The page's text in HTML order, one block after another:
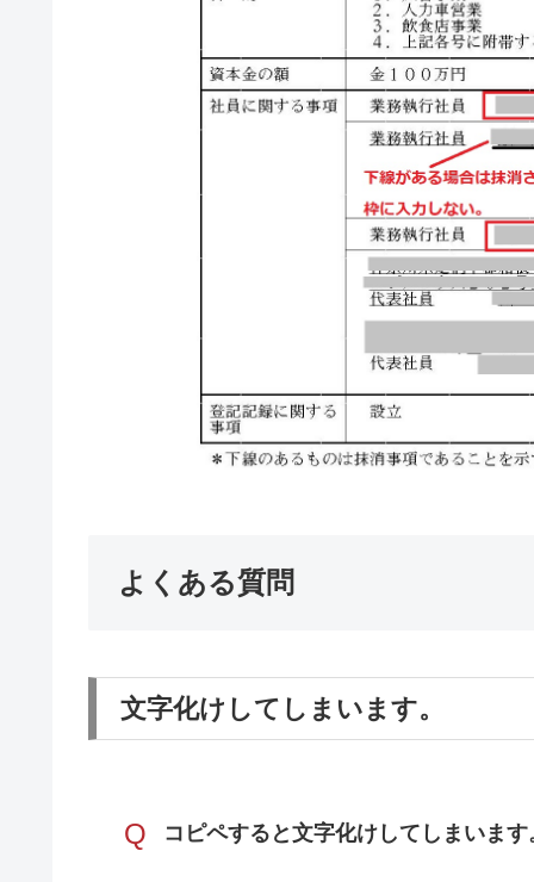
よくある質問
文字化けしてしまいます。
Q コピペすると文字化けしてしまいま